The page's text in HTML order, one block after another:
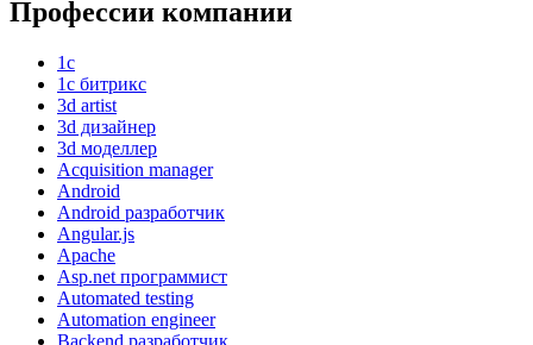
Профессии компании
1с
1с битрикс
3d artist
3d дизайнер
3d моделлер
Acquisition manager
Android
Android разработчик
Angular.js
Apache
Asp.net программист
Automated testing
Automation engineer
Backend разработчик